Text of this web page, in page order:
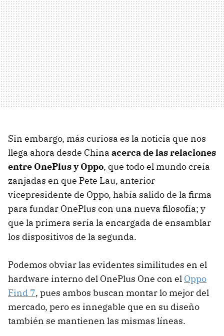
Sin embargo, más curiosa es la noticia que nos
llega ahora desde China acerca de las relaciones
entre OnePlus y Oppo, que todo el mundo creía
zanjadas en que Pete Lau, anterior
vicepresidente de Oppo, había salido de la firma
para fundar OnePlus con una nueva filosofía; y
que la primera sería la encargada de ensamblar
los dispositivos de la segunda.
Podemos obviar las evidentes similitudes en el
hardware interno del OnePlus One con el Oppo
Find 7, pues ambos buscan montar lo mejor del
mercado, pero es innegable que en su diseño
también se mantienen las mismas líneas.